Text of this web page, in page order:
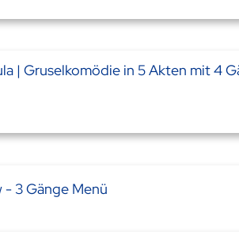
| Gruselkomödie in 5 Akten mit 4
- 3 Gänge Menü